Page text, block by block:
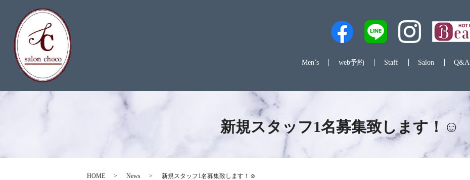
Men’s web予約 Staff Salon Q&A
新規スタッフ1名募集致します！☺️
HOME News 新規スタッフ1名募集致します！☺️